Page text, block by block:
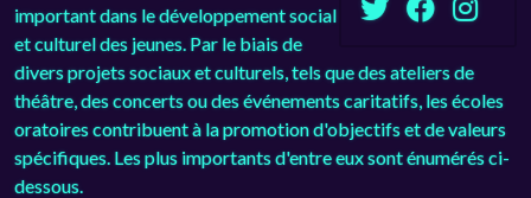
important dans le développement social
et culturel des jeunes. Par le biais de
divers projets sociaux et culturels, tels que des ateliers de
théâtre, des concerts ou des événements caritatifs, les écoles
oratoires contribuent à la promotion d'objectifs et de valeurs
spécifiques. Les plus importants d'entre eux sont énumérés ci-
dessous.